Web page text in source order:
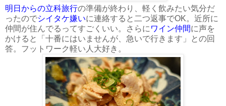
明日からの立科旅行の準備が終わり、軽く飲みたい気分だ
ったのでシイタケ嫌いに連絡すると二つ返事でOK。近所に
仲間が住んでるってすごくいい。さらに ワイン仲間に声を
かけると「十番にはいませんが、急いで行きます」との回
答。フットワーク軽い人大好き。